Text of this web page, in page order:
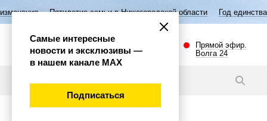
семьи в Нижегородской области Год единства народов России
Прямой эфир.
Волга 24
Самые интересные
новости и эксклюзивы —
в нашем канале МАХ
Подписаться